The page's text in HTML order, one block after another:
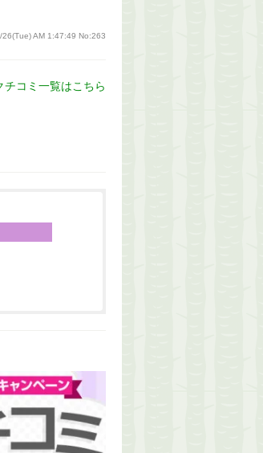
AM 1:47:49 No:263
チコミ一覧はこちら